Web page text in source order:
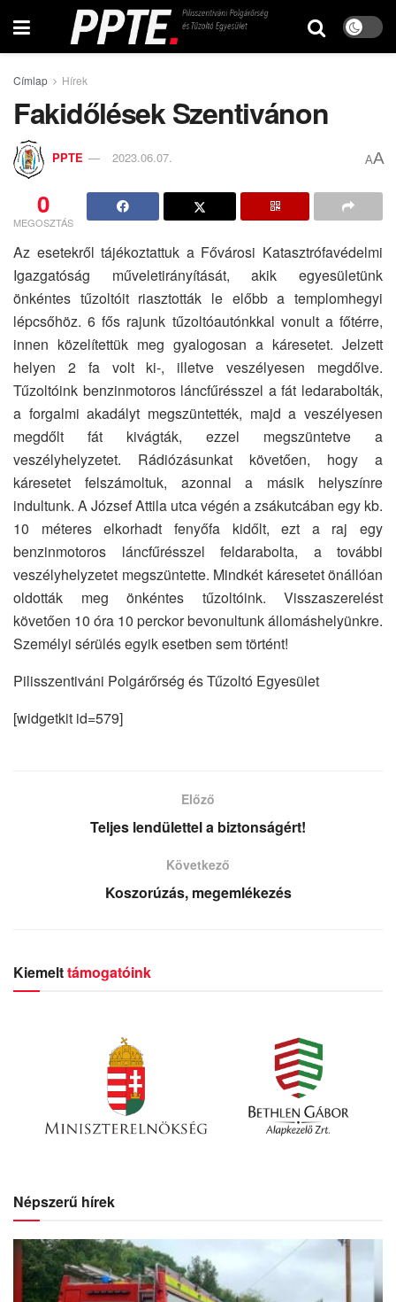
Címlap Hírek
Fakidőlések Szentivánon
PPTE 2023.06.07. AA
0
MEGOSZTÁS
Az esetekről tájékoztattuk a Fővárosi Katasztrófavédelmi
Igazgatóság műveletirányítását, akik egyesületünk
önkéntes tűzoltóit riasztották le előbb a templomhegyi
lépcsőhöz. 6 fős rajunk tűzoltóautónkkal vonult a főtérre,
innen közelítettük meg gyalogosan a káresetet. Jelzett
helyen 2 fa volt ki-, illetve veszélyesen megdőlve.
Tűzoltóink benzinmotoros láncfűrésszel a fát ledarabolták,
a forgalmi akadályt megszüntették, majd a veszélyesen
megdőlt fát kivágták, ezzel megszüntetve a
veszélyhelyzetet. Rádiózásunkat követően, hogy a
káresetet felszámoltuk, azonnal a másik helyszínre
indultunk. A József Attila utca végén a zsákutcában egy kb.
10 méteres elkorhadt fenyőfa kidőlt, ezt a raj egy
benzinmotoros láncfűrésszel feldarabolta, a további
veszélyhelyzetet megszüntette. Mindkét káresetet önállóan
oldották meg önkéntes tűzoltóink. Visszaszerelést
követően 10 óra 10 perckor bevonultunk állomáshelyünkre.
Személyi sérülés egyik esetben sem történt!
Pilisszentiváni Polgárőrség és Tűzoltó Egyesület
[widgetkit id=579]
Előző
Teljes lendülettel a biztonságért!
Következő
Koszorúzás, megemlékezés
Kiemelttámogatóink
Népszerű hírek